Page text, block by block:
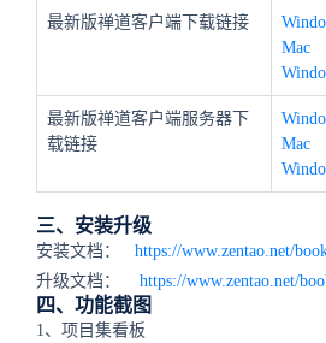
最新版禅道客户端下载链接
Mac
最新版禅道客户端服务器下
载链接
Mac
三、安装升级
安装文档：
https://www.zentao.net/
升级文档： https://www.zentao.net/
四、功能截图
1、项目集看板